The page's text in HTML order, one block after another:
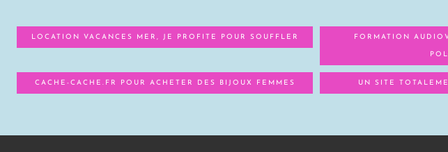
LOCATION VACANCES MER, JE PROFITE POUR SOUFFLER FORMATION
CACHE-CACHE.FR POUR ACHETER DES BIJOUX FEMMES UN SITE